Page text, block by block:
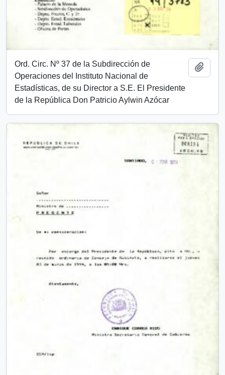
Ord. Circ. Nº 37 de la Subdirección de
Operaciones del Instituto Nacional de
Estadísticas, de su Director a S.E. El Presidente
de la República Don Patricio Aylwin Azócar